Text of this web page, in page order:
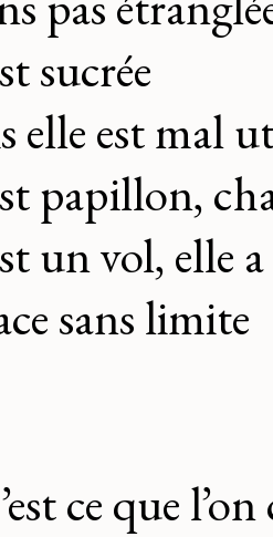
sucrée
elle est mal
papillon,
un vol, elle a
sans limite
ce que